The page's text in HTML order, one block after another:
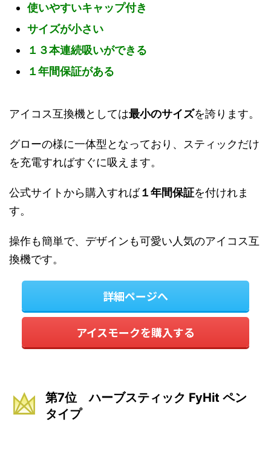
使いやすいキャップ付き
サイズが小さい
１３本連続吸いができる
１年間保証がある
アイコス互換機としては最小のサイズを誇ります。
グローの様に一体型となっており、スティックだけ
を充電すればすぐに吸えます。
公式サイトから購入すれば１年間保証を付けれま
す。
操作も簡単で、デザインも可愛い人気のアイコス互
換機です。
詳細ページへ
アイスモークを購入する
第7位 ハーブスティック FyHit ペン
タイプ